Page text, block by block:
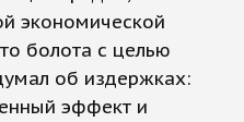
экономической
болота с целью
об издержках:
эффект и